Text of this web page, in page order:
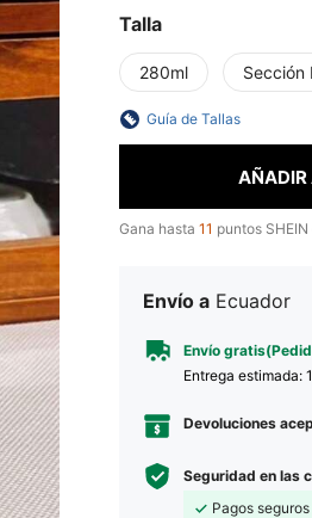
Talla
280ml Sección
Guía de Tallas
AÑADIR
Gana hasta 11 puntos
Envío a Ecuador
Envío
Entrega estimada:
Devoluciones
Seguridad en las
Pagos seguros